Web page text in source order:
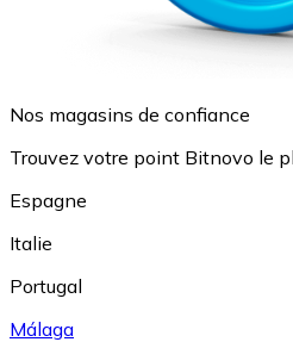
Nos magasins de confiance
Trouvez votre point Bitnovo le
Espagne
Italie
Portugal
Málaga